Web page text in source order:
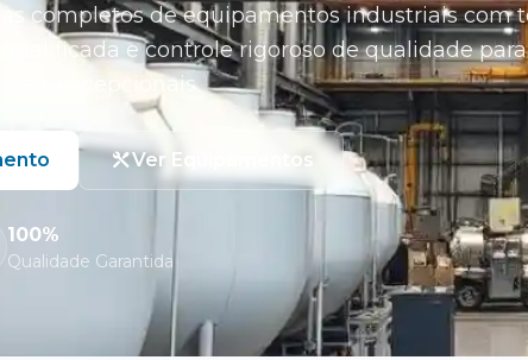
completos de equipamentos industriais com
qualificada e controle rigoroso de qualidade
excepcionais.
Ver Equipamentos
100%
Qualidade Garantida